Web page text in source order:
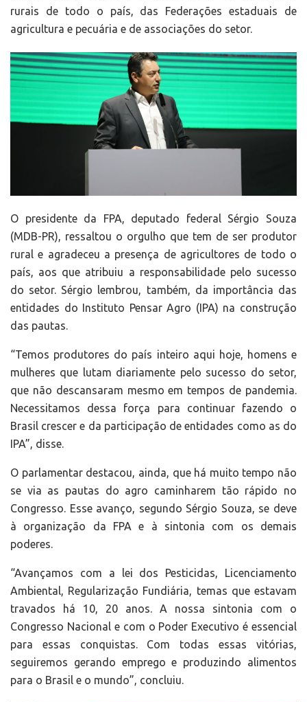
rurais de todo o país, das Federações estaduais de
agricultura e pecuária e de associações do setor.
O presidente da FPA, deputado federal Sérgio Souza
(MDB-PR), ressaltou o orgulho que tem de ser produtor
rural e agradeceu a presença de agricultores de todo o
país, aos que atribuiu a responsabilidade pelo sucesso
do setor. Sérgio lembrou, também, da importância das
entidades do Instituto Pensar Agro (IPA) na construção
das pautas.
“Temos produtores do país inteiro aqui hoje, homens e
mulheres que lutam diariamente pelo sucesso do setor,
que não descansaram mesmo em tempos de pandemia.
Necessitamos dessa força para continuar fazendo o
Brasil crescer e da participação de entidades como as do
IPA”, disse.
O parlamentar destacou, ainda, que há muito tempo não
se via as pautas do agro caminharem tão rápido no
Congresso. Esse avanço, segundo Sérgio Souza, se deve
à organização da FPA e à sintonia com os demais
poderes.
“Avançamos com a lei dos Pesticidas, Licenciamento
Ambiental, Regularização Fundiária, temas que estavam
travados há 10, 20 anos. A nossa sintonia com o
Congresso Nacional e com o Poder Executivo é essencial
para essas conquistas. Com todas essas vitórias,
seguiremos gerando emprego e produzindo alimentos
para o Brasil e o mundo”, concluiu.